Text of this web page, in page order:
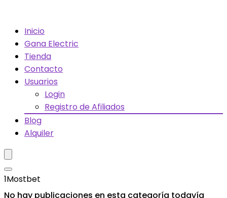
Inicio
Gana Electric
Tienda
Contacto
Usuarios
Login
Registro de Afiliados
Blog
Alquiler
1Mostbet
No hay publicaciones en esta categoría todavía